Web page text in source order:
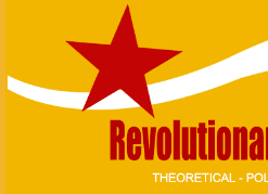
content
Marksizm